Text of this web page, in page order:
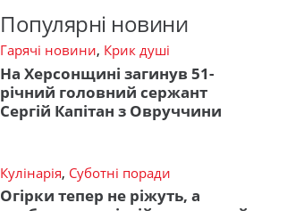
Популярні новини
Гарячі новини, Крик душі
На Херсонщині загинув 51-
річний головний сержант
Сергій Капітан з Овруччини
Кулінарія, Суботні поради
Огірки тепер не ріжуть, а